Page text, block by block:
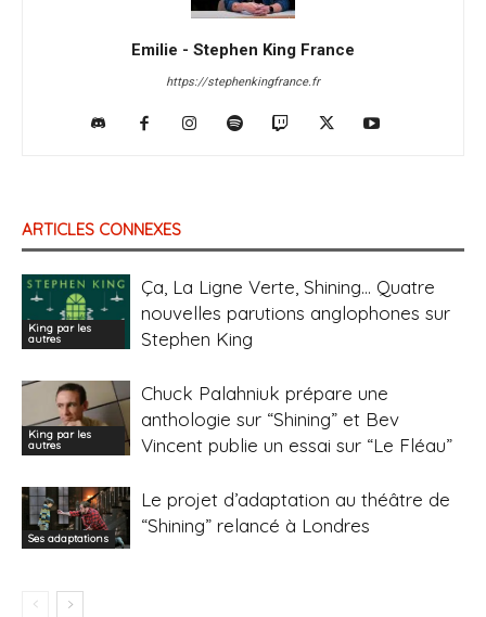
Emilie - Stephen King France
https://stephenkingfrance.fr
ARTICLES CONNEXES
King par les
autres
Ça, La Ligne Verte, Shining… Quatre
nouvelles parutions anglophones sur
Stephen King
King par les
autres
Chuck Palahniuk prépare une
anthologie sur “Shining” et Bev
Vincent publie un essai sur “Le Fléau”
Ses adaptations
Le projet d’adaptation au théâtre de
“Shining” relancé à Londres